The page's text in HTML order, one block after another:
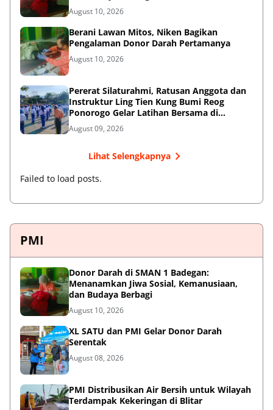
August 10, 2026
Berani Lawan Mitos, Niken Bagikan
Pengalaman Donor Darah Pertamanya
August 10, 2026
Pererat Silaturahmi, Ratusan Anggota dan
Instruktur Ling Tien Kung Bumi Reog
Ponorogo Gelar Latihan Bersama di
Embung Pakel
August 09, 2026
Lihat Selengkapnya
Failed to load posts.
PMI
Donor Darah di SMAN 1 Badegan:
Menanamkan Jiwa Sosial, Kemanusiaan,
dan Budaya Berbagi
August 10, 2026
XL SATU dan PMI Gelar Donor Darah
Serentak
August 08, 2026
PMI Distribusikan Air Bersih untuk Wilayah
Terdampak Kekeringan di Blitar